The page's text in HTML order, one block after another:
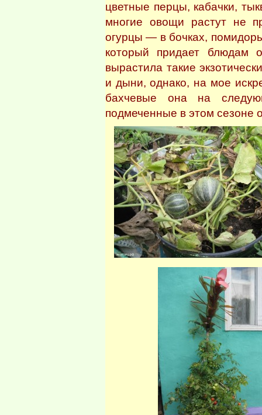
цветные перцы, кабачки,
многие овощи растут не
огурцы — в бочках,
который придает блюдам
вырастила такие
и дыни, однако, на мое
бахчевые она на
подмеченные в этом сезоне